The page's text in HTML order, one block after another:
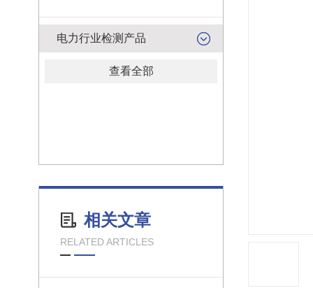
电力行业检测产品
查看全部
相关文章
RELATED ARTICLES